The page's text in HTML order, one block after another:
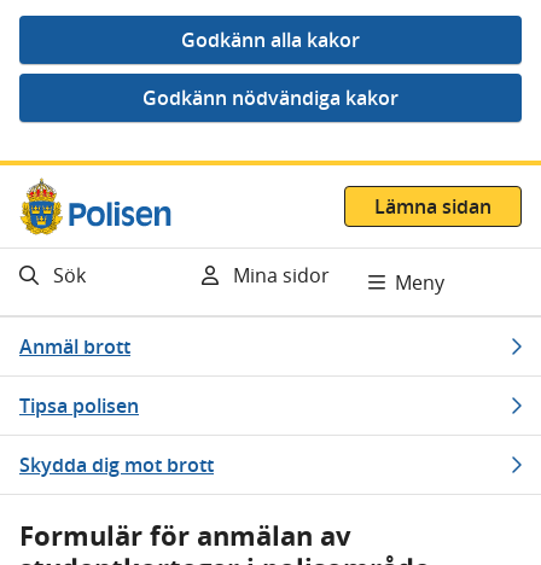
Gå direkt till innehåll
Lämna sidan
Sök Mina sidor Meny
Anmäl brott
Tipsa polisen
Skydda dig mot brott
Formulär för anmälan av